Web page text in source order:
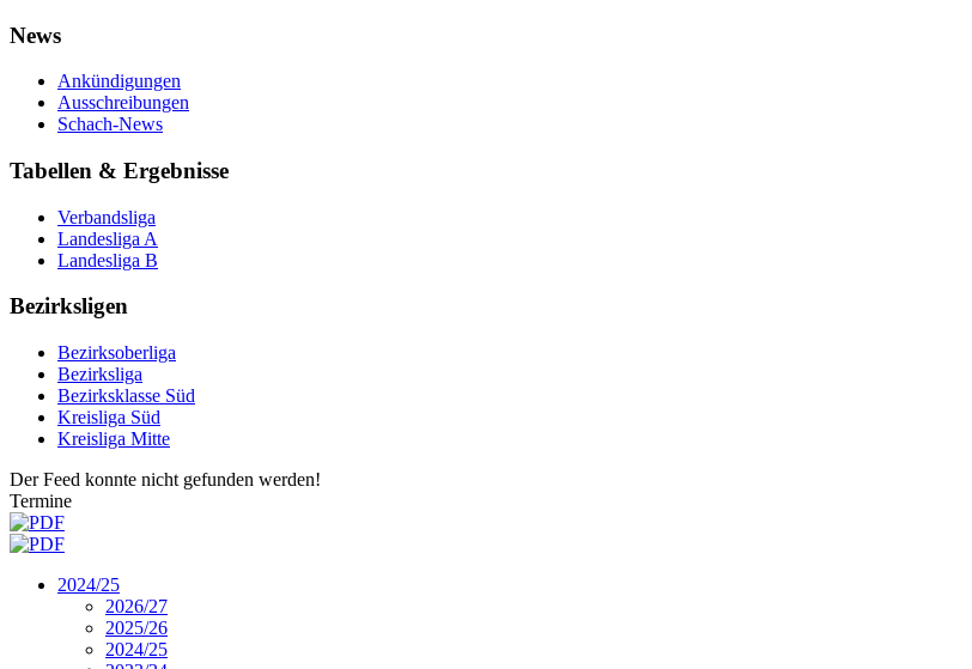
News
Ankündigungen
Ausschreibungen
Schach-News
Tabellen & Ergebnisse
Verbandsliga
Landesliga A
Landesliga B
Bezirksligen
Bezirksoberliga
Bezirksliga
Bezirksklasse Süd
Kreisliga Süd
Kreisliga Mitte
Der Feed konnte nicht gefunden werden!
Termine
2024/25
2026/27
2025/26
2024/25